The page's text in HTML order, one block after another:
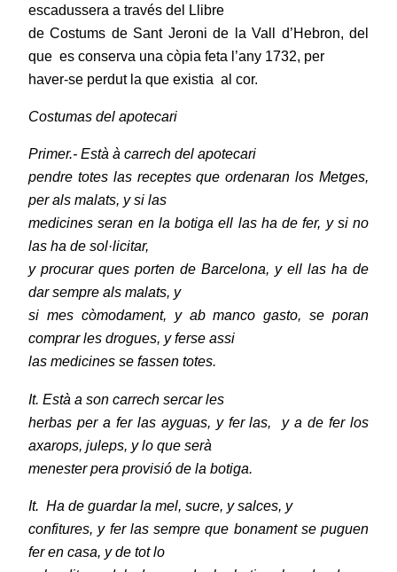
escadussera a través del Llibre
de Costums de Sant Jeroni de la Vall d’Hebron, del
que es conserva una còpia feta l’any 1732, per
haver-se perdut la que existia al cor.
Costumas del apotecari
Primer.- Està à carrech del apotecari
pendre totes las receptes que ordenaran los Metges,
per als malats, y si las
medicines seran en la botiga ell las ha de fer, y si no
las ha de sol·licitar,
y procurar ques porten de Barcelona, y ell las ha de
dar sempre als malats, y
si mes còmodament, y ab manco gasto, se poran
comprar les drogues, y ferse assi
las medicines se fassen totes.
It. Està a son carrech sercar les
herbas per a fer las ayguas, y fer las,
y a de fer los
axarops, juleps, y lo que serà
menester pera provisió de la botiga.
It. Ha de guardar la mel, sucre, y salces, y
confitures, y fer las sempre que bonament se puguen
fer en casa, y de tot lo